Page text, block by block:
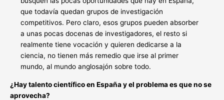
que todavía quedan grupos de investigación
competitivos. Pero claro, esos grupos pueden absorber
a unas pocas docenas de investigadores, el resto si
realmente tiene vocación y quieren dedicarse a la
ciencia, no tienen más remedio que irse al primer
mundo, al mundo anglosajón sobre todo.
¿Hay talento científico en España y el problema es que no se
aprovecha?